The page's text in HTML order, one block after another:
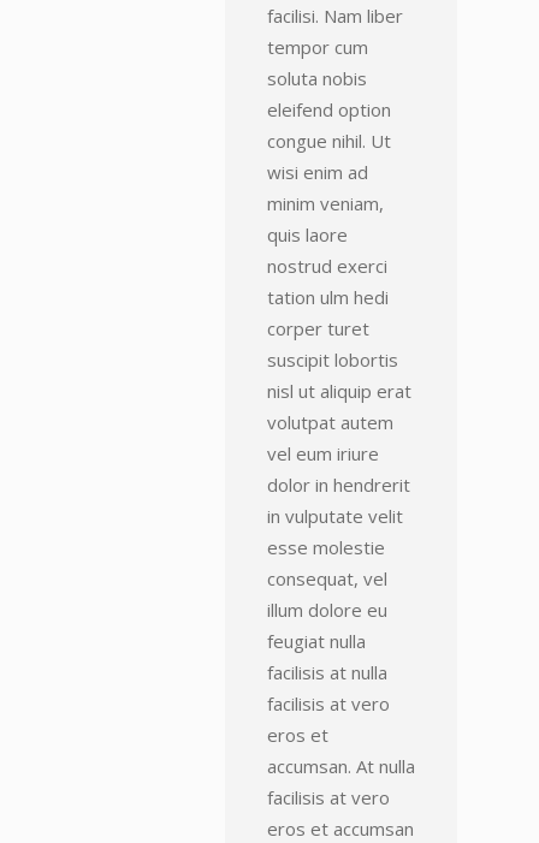
facilisi. Nam liber
tempor cum
soluta nobis
eleifend option
congue nihil. Ut
wisi enim ad
minim veniam,
quis laore
nostrud exerci
tation ulm hedi
corper turet
suscipit lobortis
nisl ut aliquip erat
volutpat autem
vel eum iriure
dolor in hendrerit
in vulputate velit
esse molestie
consequat, vel
illum dolore eu
feugiat nulla
facilisis at nulla
facilisis at vero
eros et
accumsan. At nulla
facilisis at vero
eros et accumsan